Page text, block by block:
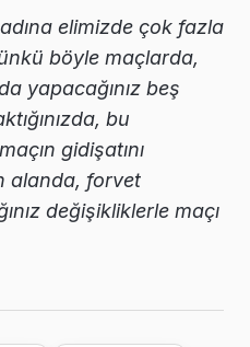
elimizde çok fazla
böyle maçlarda,
yapacağınız beş
bu
gidişatını
alanda, forvet
değişikliklerle maçı